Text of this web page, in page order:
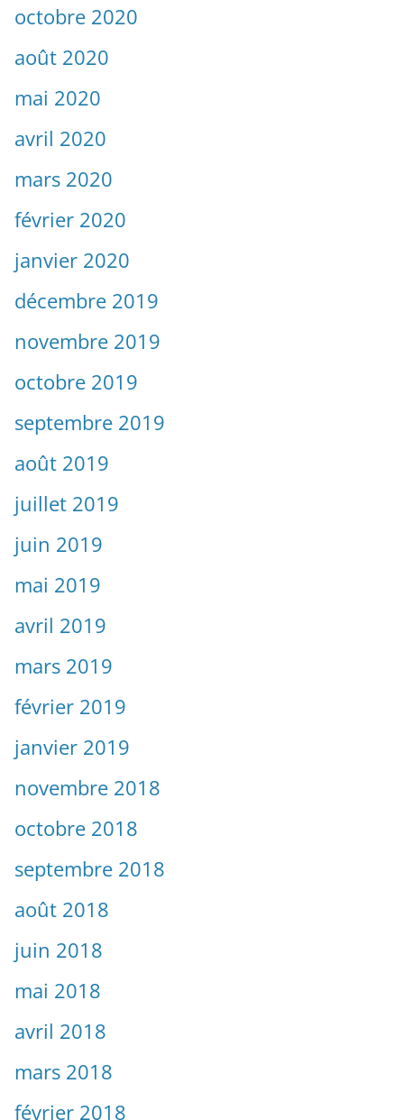
octobre 2020
août 2020
mai 2020
avril 2020
mars 2020
février 2020
janvier 2020
décembre 2019
novembre 2019
octobre 2019
septembre 2019
août 2019
juillet 2019
juin 2019
mai 2019
avril 2019
mars 2019
février 2019
janvier 2019
novembre 2018
octobre 2018
septembre 2018
août 2018
juin 2018
mai 2018
avril 2018
mars 2018
février 2018